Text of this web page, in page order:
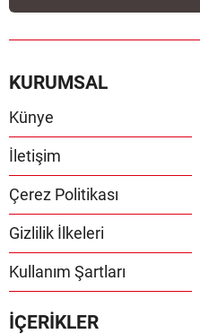
KURUMSAL
Künye
İletişim
Çerez Politikası
Gizlilik İlkeleri
Kullanım Şartları
İÇERİKLER